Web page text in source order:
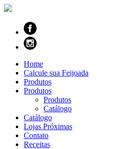
Home
Calcule sua Feijoada
Produtos
Produtos
Produtos
Catálogo
Catálogo
Lojas Próximas
Contato
Receitas